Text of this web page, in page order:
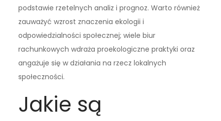
podstawie rzetelnych analiz i prognoz. Warto również
zauważyć wzrost znaczenia ekologii i
odpowiedzialności społecznej; wiele biur
rachunkowych wdraża proekologiczne praktyki oraz
angażuje się w działania na rzecz lokalnych
społeczności.
Jakie są